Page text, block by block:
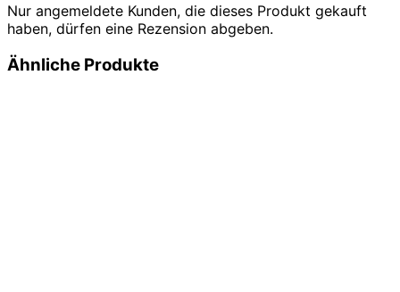
Nur angemeldete Kunden, die dieses Produkt gekauft
haben, dürfen eine Rezension abgeben.
Ähnliche Produkte